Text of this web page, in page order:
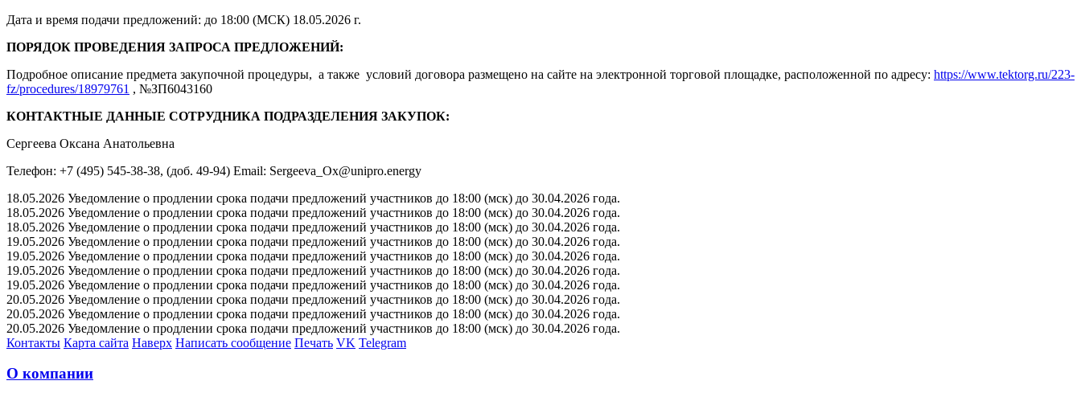
Дата и время подачи предложений: до 18:00 (МСК) 18.05.2026 г.
ПОРЯДОК ПРОВЕДЕНИЯ ЗАПРОСА ПРЕДЛОЖЕНИЙ:
Подробное описание предмета закупочной процедуры, а также условий договора размещено на сайте на электронной торговой площадке, расположенной по адресу: https://www.tektorg.ru/223-
fz/procedures/18979761 , №ЗП6043160
КОНТАКТНЫЕ ДАННЫЕ СОТРУДНИКА ПОДРАЗДЕЛЕНИЯ ЗАКУПОК:
Сергеева Оксана Анатольевна
Телефон: +7 (495) 545-38-38, (доб. 49-94) Email: Sergeeva_Ox@unipro.energy
18.05.2026 Уведомление о продлении срока подачи предложений участников до 18:00 (мск) до 30.04.2026 года.
18.05.2026 Уведомление о продлении срока подачи предложений участников до 18:00 (мск) до 30.04.2026 года.
18.05.2026 Уведомление о продлении срока подачи предложений участников до 18:00 (мск) до 30.04.2026 года.
19.05.2026 Уведомление о продлении срока подачи предложений участников до 18:00 (мск) до 30.04.2026 года.
19.05.2026 Уведомление о продлении срока подачи предложений участников до 18:00 (мск) до 30.04.2026 года.
19.05.2026 Уведомление о продлении срока подачи предложений участников до 18:00 (мск) до 30.04.2026 года.
19.05.2026 Уведомление о продлении срока подачи предложений участников до 18:00 (мск) до 30.04.2026 года.
20.05.2026 Уведомление о продлении срока подачи предложений участников до 18:00 (мск) до 30.04.2026 года.
20.05.2026 Уведомление о продлении срока подачи предложений участников до 18:00 (мск) до 30.04.2026 года.
20.05.2026 Уведомление о продлении срока подачи предложений участников до 18:00 (мск) до 30.04.2026 года.
Контакты Карта сайта Наверх Написать сообщение Печать VK Telegram
О компании